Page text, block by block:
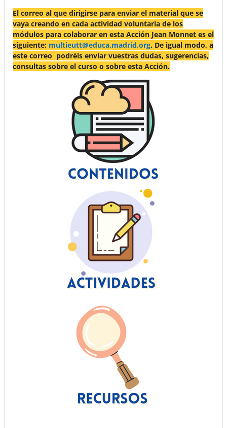
El correo al que dirigirse para enviar el material que se
vaya creando en cada actividad voluntaria de los
módulos para colaborar en esta Acción Jean Monnet es el
siguiente: multieutt@educa.madrid.org. De igual modo, a
este correo podréis enviar vuestras dudas, sugerencias,
consultas sobre el curso o sobre esta Acción.